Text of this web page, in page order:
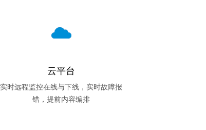
云平台
实时远程监控在线与下线，实时故障报
错，提前内容编排